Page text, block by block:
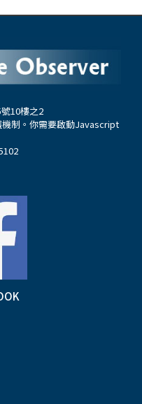
10樓之2
制。你需要啟動Javascript